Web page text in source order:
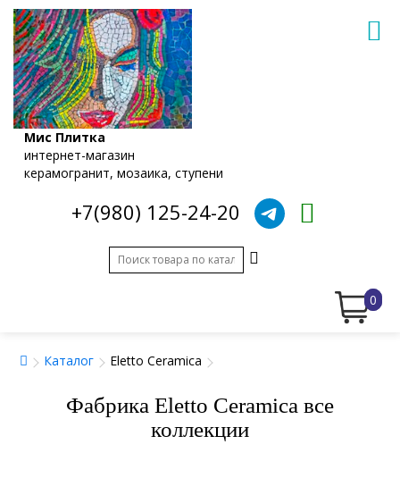
Мис Плитка
интернет-магазин
керамогранит, мозаика, ступени
+7(980) 125-24-20
0
Каталог Eletto Ceramica
Фабрика Eletto Ceramica все
коллекции